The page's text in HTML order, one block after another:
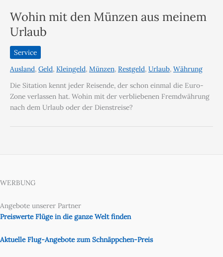
Wohin mit den Münzen aus meinem
Urlaub
Service
Ausland, Geld, Kleingeld, Münzen, Restgeld, Urlaub, Währung
Die Sitation kennt jeder Reisende, der schon einmal die Euro-
Zone verlassen hat. Wohin mit der verbliebenen Fremdwährung
nach dem Urlaub oder der Dienstreise?
WERBUNG
Angebote unserer Partner
Preiswerte Flüge in die ganze Welt finden
Aktuelle Flug-Angebote zum Schnäppchen-Preis